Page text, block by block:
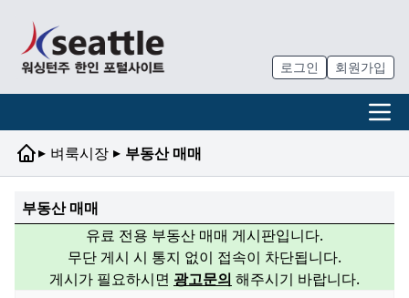
로그인 회원가입
▸ 벼룩시장 ▸ 부동산 매매
부동산 매매
유료 전용 부동산 매매 게시판입니다.
무단 게시 시 통지 없이 접속이 차단됩니다.
게시가 필요하시면 광고문의 해주시기 바랍니다.